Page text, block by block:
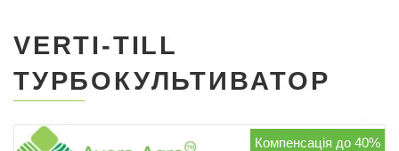
VERTI-TILL
ТУРБОКУЛЬТИВАТОР
Компенсація до 40%